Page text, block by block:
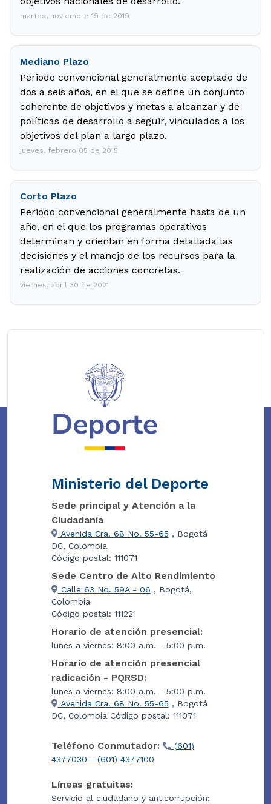
martes, noviembre 19 de 2019
Mediano Plazo
Periodo convencional generalmente aceptado de
dos a seis años, en el que se define un conjunto
coherente de objetivos y metas a alcanzar y de
políticas de desarrollo a seguir, vinculados a los
objetivos del plan a largo plazo.
jueves, febrero 05 de 2015
Corto Plazo
Periodo convencional generalmente hasta de un
año, en el que los programas operativos
determinan y orientan en forma detallada las
decisiones y el manejo de los recursos para la
realización de acciones concretas.
viernes, abril 30 de 2021
Ministerio del Deporte
Sede principal y Atención a la
Ciudadanía
Avenida Cra. 68 No. 55-65 , Bogotá
DC, Colombia
Código postal: 111071
Sede Centro de Alto Rendimiento
Calle 63 No. 59A - 06 , Bogotá,
Colombia
Código postal: 111221
Horario de atención presencial:
lunes a viernes: 8:00 a.m. - 5:00 p.m.
Horario de atención presencial
radicación - PQRSD:
lunes a viernes: 8:00 a.m. - 5:00 p.m.
Avenida Cra. 68 No. 55-65 , Bogotá
DC, Colombia Código postal: 111071
Teléfono Conmutador:
(601)
4377030 - (601) 4377100
Líneas gratuitas:
Servicio al ciudadano y anticorrupción: